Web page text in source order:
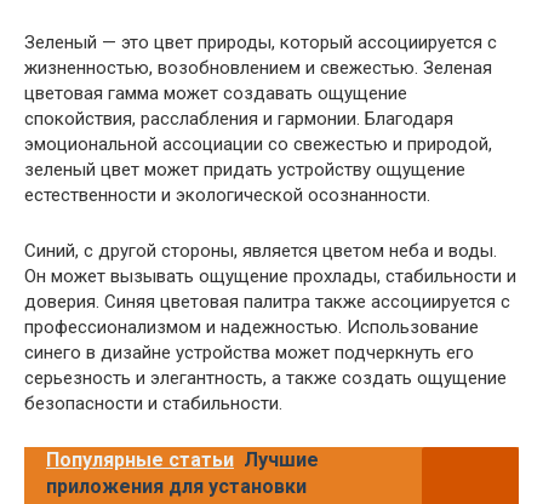
Зеленый — это цвет природы, который ассоциируется с
жизненностью, возобновлением и свежестью. Зеленая
цветовая гамма может создавать ощущение
спокойствия, расслабления и гармонии. Благодаря
эмоциональной ассоциации со свежестью и природой,
зеленый цвет может придать устройству ощущение
естественности и экологической осознанности.
Синий, с другой стороны, является цветом неба и воды.
Он может вызывать ощущение прохлады, стабильности и
доверия. Синяя цветовая палитра также ассоциируется с
профессионализмом и надежностью. Использование
синего в дизайне устройства может подчеркнуть его
серьезность и элегантность, а также создать ощущение
безопасности и стабильности.
Популярные статьи Лучшие
приложения для установки